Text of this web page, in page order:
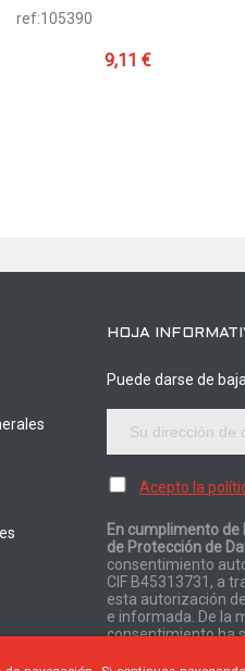
ref:105390
9,11 €
HOJA
Puede darse de
Acepto la
En cumplimento de
de Protección de
consentimiento
CIF B45313731, a
esta autorización
e informada. De la
consentimiento ha